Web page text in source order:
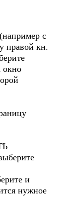
с
правой кн.
окно
и
нужное